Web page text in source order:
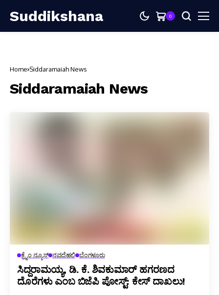
Suddikshana 0
Home Siddaramaiah News
Siddaramaiah News
ಕ್ರೈಂ ನ್ಯೂಸ್ ನವದೆಹಲಿ ಬೆಂಗಳೂರು
ಸಿದ್ದರಾಮಯ್ಯ, ಡಿ. ಕೆ. ಶಿವಕುಮಾರ್ ಹಗರಣದ
ದೊರೆಗಳು ಎಂಬ ಬಿಜೆಪಿ ಪೋಸ್ಟ್: ಕೇಸ್ ದಾಖಲು!